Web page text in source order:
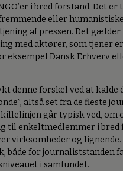
i bred forstand. Det er
eller
af pressen. Det
med aktører, som tjener
eksempel Dansk Erhverv
denne forskel ved at kalde
altså set fra de fleste
går typisk ved, om
til enkeltmedlemmer i
virksomheder og lignende.
både for journaliststanden
i samfundet.